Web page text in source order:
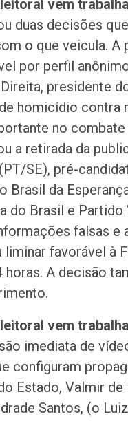
vem
duas decisões
o que veicula.
por perfil
presidente
homicídio contra
no
a retirada da
SE), pré-
Brasil da
do Brasil e Partido
falsas e
liminar favorável à
horas. A decisão
vem
imediata de
configuram
Estado, Valmir
Santos, (o